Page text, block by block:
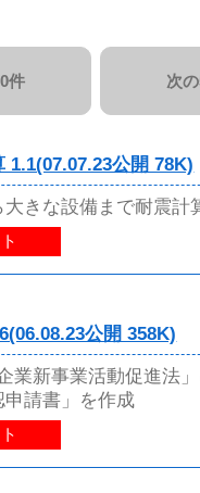
件 次
1.1(07.07.23公開 78K)
きな設備まで耐震計
公開 358K)
業新事業活動促進法
請書」を作成